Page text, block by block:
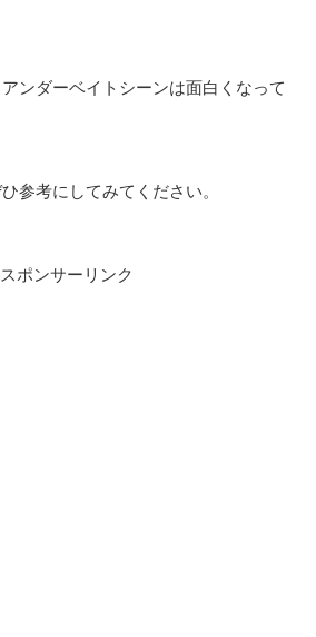
ンダーベイトシーンは面白くなって
参考にしてみてください。
スポンサーリンク